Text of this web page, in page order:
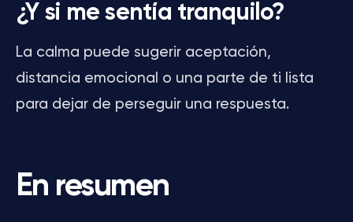
¿Y si me sentía tranquilo?
La calma puede sugerir aceptación,
distancia emocional o una parte de ti lista
para dejar de perseguir una respuesta.
En resumen